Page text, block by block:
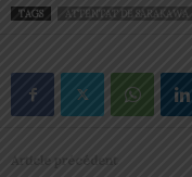
TAGS ATTENTAT DE SARAKAWA
Article précédent